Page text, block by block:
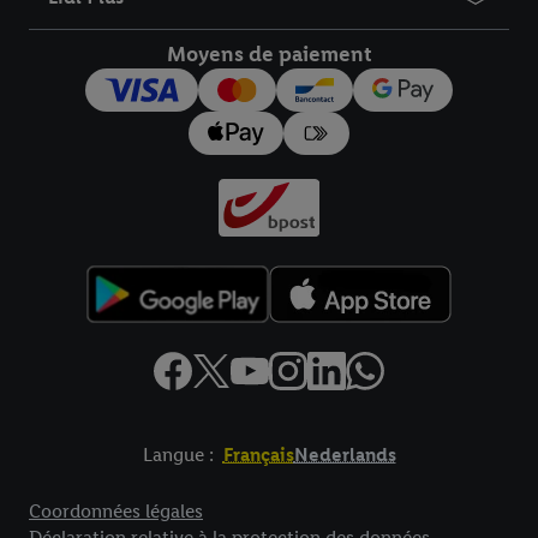
Moyens de paiement
Langue : FrançaisNederlands
Coordonnées légales
droit de révoquer votre consentement à tout moment avec effet
déclaration relative à la protection des
données.Vous trouverez les impressions ici.